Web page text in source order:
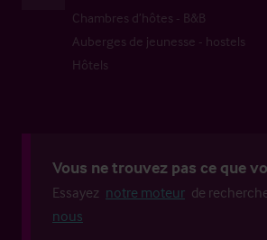
Chambres d’hôtes - B&B
Auberges de jeunesse - hostels
Hôtels
Vous ne trouvez pas ce que
Essayez notre moteur de
nous